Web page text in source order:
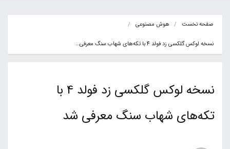
صفحه نخست هوش مصنوعی
نسخه لوکس گلکسی زد فولد 4 با تکه‌های شهاب سنگ معرفی…
نسخه لوکس گلکسی زد فولد 4 با
تکه‌های شهاب سنگ معرفی شد